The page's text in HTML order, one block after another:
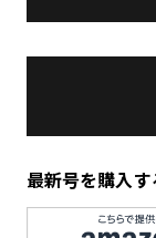
最新号を購入す